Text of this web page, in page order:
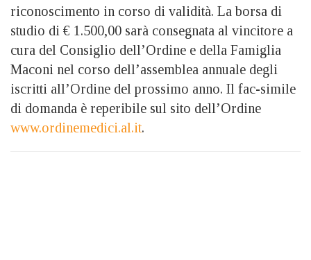
riconoscimento in corso di validità. La borsa di
studio di € 1.500,00 sarà consegnata al vincitore a
cura del Consiglio dell’Ordine e della Famiglia
Maconi nel corso dell’assemblea annuale degli
iscritti all’Ordine del prossimo anno. Il fac-simile
di domanda è reperibile sul sito dell’Ordine
www.ordinemedici.al.it.